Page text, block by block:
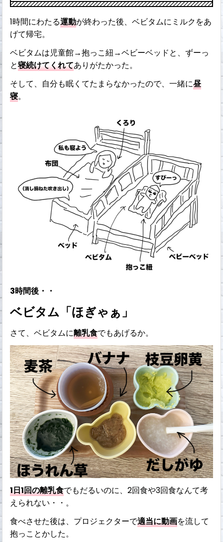
1時間にわたる運動が終わった後、ベビタムにミルクをあ
げて帰宅。
ベビタムは児童館→抱っこ紐→ベビーベッドと、ずーっ
と寝続けてくれてありがたかった。
そして、自分も眠くてたまらなかったので、一緒に昼
寝。
3時間後・・
ベビタム「ほぎゃぁ」
さて、ベビタムに離乳食でもあげるか。
1日1回の離乳食でもだるいのに、2回食や3回食なんて考
えられない・・。
食べさせた後は、プロジェクターで適当に動画を流して
抱っことかした。